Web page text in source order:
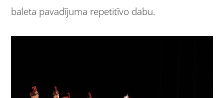
baleta pavadījuma repetitīvo dabu.